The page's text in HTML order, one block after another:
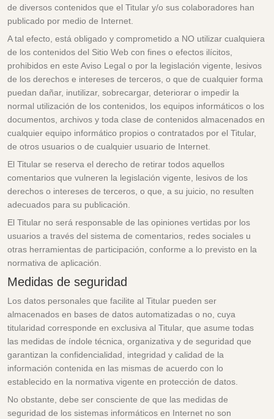
de diversos contenidos que el Titular y/o sus colaboradores han
publicado por medio de Internet.
A tal efecto, está obligado y comprometido a NO utilizar cualquiera
de los contenidos del Sitio Web con fines o efectos ilícitos,
prohibidos en este Aviso Legal o por la legislación vigente, lesivos
de los derechos e intereses de terceros, o que de cualquier forma
puedan dañar, inutilizar, sobrecargar, deteriorar o impedir la
normal utilización de los contenidos, los equipos informáticos o los
documentos, archivos y toda clase de contenidos almacenados en
cualquier equipo informático propios o contratados por el Titular,
de otros usuarios o de cualquier usuario de Internet.
El Titular se reserva el derecho de retirar todos aquellos
comentarios que vulneren la legislación vigente, lesivos de los
derechos o intereses de terceros, o que, a su juicio, no resulten
adecuados para su publicación.
El Titular no será responsable de las opiniones vertidas por los
usuarios a través del sistema de comentarios, redes sociales u
otras herramientas de participación, conforme a lo previsto en la
normativa de aplicación.
Medidas de seguridad
Los datos personales que facilite al Titular pueden ser
almacenados en bases de datos automatizadas o no, cuya
titularidad corresponde en exclusiva al Titular, que asume todas
las medidas de índole técnica, organizativa y de seguridad que
garantizan la confidencialidad, integridad y calidad de la
información contenida en las mismas de acuerdo con lo
establecido en la normativa vigente en protección de datos.
No obstante, debe ser consciente de que las medidas de
seguridad de los sistemas informáticos en Internet no son